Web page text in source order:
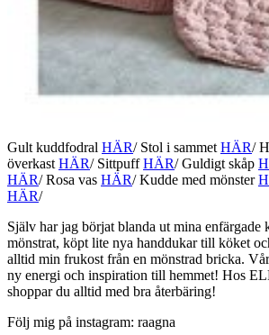
Gult kuddfodral HÄR/ Stol i sammetHÄR/
överkastHÄR/ SittpuffHÄR/ Guldigt skåp
HÄR/ Rosa vas HÄR/ Kudde med mönster
HÄR/
Själv har jag börjat blanda ut mina enfärgade
mönstrat, köpt lite nya handdukar till köket
alltid min frukost från en mönstrad bricka.
ny energi och inspiration till hemmet! Hos
shoppar du alltid med bra återbäring!
Följ mig på instagram: raagna